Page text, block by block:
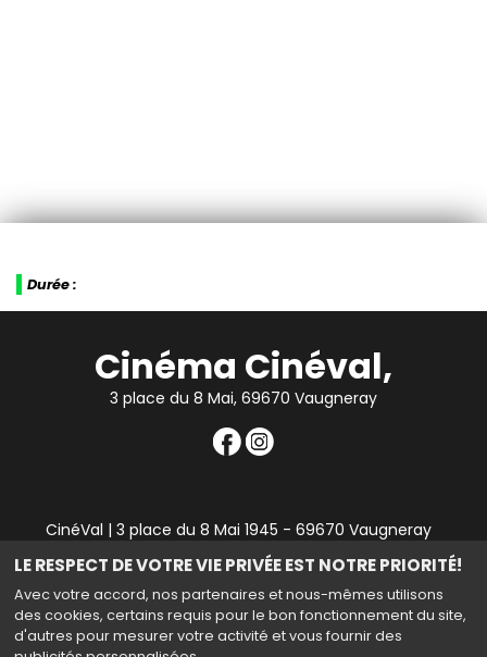
LE RESPECT DE VOTRE VIE PRIVÉE EST NOTRE PRIORITÉ!
Avec votre accord, nos partenaires et nous-mêmes utilisons
des cookies, certains requis pour le bon fonctionnement du site,
d'autres pour mesurer votre activité et vous fournir des
Durée :
Cinéma Cinéval,
3 place du 8 Mai, 69670 Vaugneray
CinéVal | 3 place du 8 Mai 1945 - 69670 Vaugneray
|Mentions légales|Contact|RGPD| Tel : 04 78 45 94